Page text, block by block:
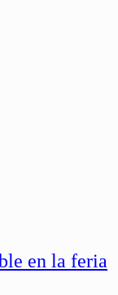
en la feria